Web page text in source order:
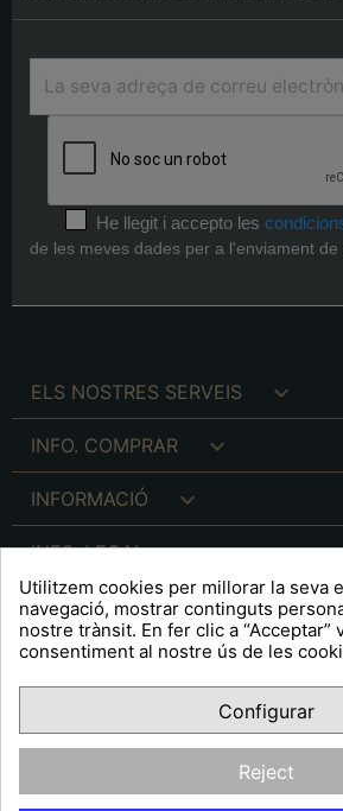
He llegit i accepto les
de les meves dades per a l'enviament de
ELS NOSTRES SERVEIS 
INFO. COMPRAR 
INFORMACIÓ 
INFO. LEGAL 
A R T S F I T É
OPINIONS CLIENTS
Utilitzem cookies per millorar la seva
navegació, mostrar continguts
nostre trànsit. En fer clic a “Acceptar”
consentiment al nostre ús de les
Configurar
Reject